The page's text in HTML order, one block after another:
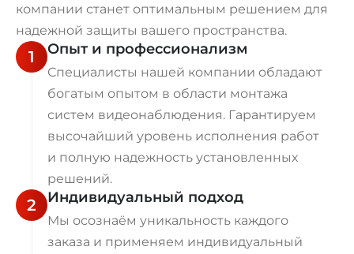
компании станет оптимальным решением для
надежной защиты вашего пространства.
1 Опыт и профессионализм
Специалисты нашей компании обладают
богатым опытом в области монтажа
систем видеонаблюдения. Гарантируем
высочайший уровень исполнения работ
и полную надежность установленных
решений.
2 Индивидуальный подход
Мы осознаём уникальность каждого
заказа и применяем индивидуальный